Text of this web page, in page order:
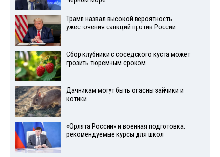
Трамп назвал высокой вероятность
ужесточения санкций против России
Сбор клубники с соседского куста может
грозить тюремным сроком
Дачникам могут быть опасны зайчики и
котики
«Орлята России» и военная подготовка:
рекомендуемые курсы для школ